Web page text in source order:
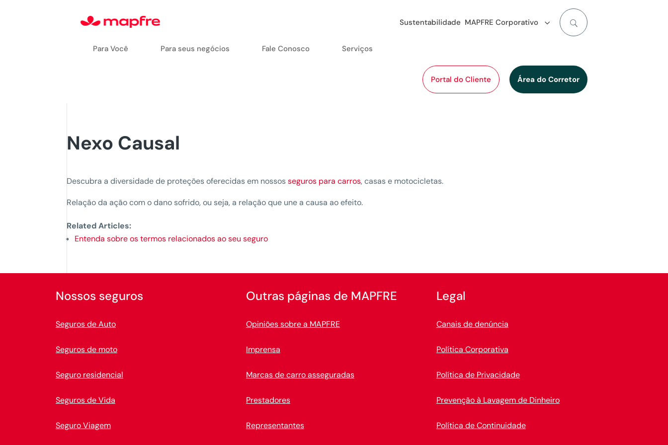
Sustentabilidade MAPFRE Corporativo
Portal do Cliente Área do Corretor
Para Você Para seus negócios Fale Conosco Serviços
Nexo Causal
Descubra a diversidade de proteções oferecidas em nossosseguros para carros, casas e motocicletas.
Relação da ação com o dano sofrido, ou seja, a relação que une a causa ao efeito.
Related Articles:
Entenda sobre os termos relacionados ao seu seguro
Nossos seguros
Seguros de Auto
Seguros de moto
Seguro residencial
Seguros de Vida
Seguro Viagem
Outras páginas de MAPFRE
Opiniões sobre a MAPFRE
Imprensa
Marcas de carro asseguradas
Prestadores
Representantes
Legal
Canais de denúncia
Política Corporativa
Política de Privacidade
Prevenção à Lavagem de Dinheiro
Política de Continuidade